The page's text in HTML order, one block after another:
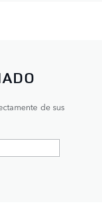
de sus